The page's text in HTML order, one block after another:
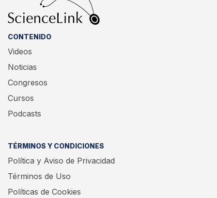
CONTENIDO
Videos
Noticias
Congresos
Cursos
Podcasts
TÉRMINOS Y CONDICIONES
Política y Aviso de Privacidad
Términos de Uso
Políticas de Cookies